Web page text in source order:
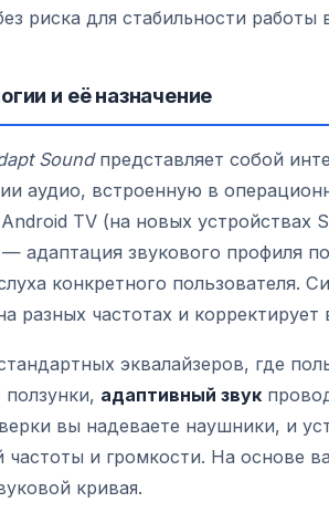
риска для стабильности работы
и её назначение
Soundпредставляет собой
аудио, встроенную в
TV (на новых устройствах
адаптация звукового профиля
конкретного пользователя.
разных частотах и корректирует
эквалайзеров, где
адаптивный звук
вы надеваете наушники, и
частоты и громкости. На основе
кривая.